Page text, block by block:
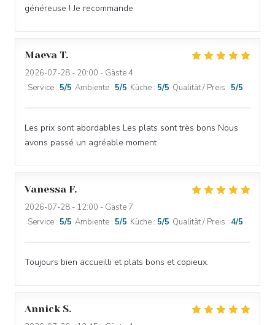
généreuse ! Je recommande
Maeva T
2026-07-28 - 20:00 - Gäste 4
Service : 5/5 Ambiente : 5/5 Küche : 5/5 Qualität / Preis : 5/5
Les prix sont abordables Les plats sont très bons Nous
avons passé un agréable moment
Vanessa F
2026-07-28 - 12:00 - Gäste 7
Service : 5/5 Ambiente : 5/5 Küche : 5/5 Qualität / Preis : 4/5
Toujours bien accueilli et plats bons et copieux.
Annick S